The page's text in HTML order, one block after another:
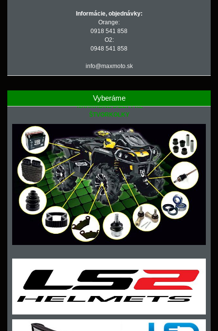
Informácie, objednávky:
Orange:
0918 541 858
O2:
0948 541 858
info@maxmoto.sk
Vyberáme
NÁHRADNÉ DIELY PRE
ŠTVORKOLKY